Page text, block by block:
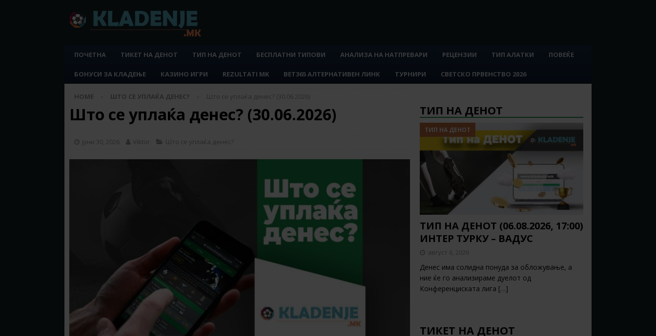
ПОЧЕТНА ТИКЕТ НА ДЕНОТ ТИП НА ДЕНОТ БЕСПЛАТНИ ТИПОВИ АНАЛИЗА НА НАТПРЕВАРИ РЕЦЕНЗИИ ТИП АЛАТКИ ПОВЕЌЕ
БОНУСИ ЗА КЛАДЕЊЕ КАЗИНО ИГРИ REZULTATI MK BET365 АЛТЕРНАТИВЕН ЛИНК ТУРНИРИ СВЕТСКО ПРВЕНСТВО 2026
HOME ШТО СЕ УПЛАЌА ДЕНЕС? Што се уплаќа денес? (30.06.2026)
Што се уплаќа денес? (30.06.2026)
јуни 30, 2026 Viktor Што се уплаќа денес?
ТИП НА ДЕНОТ
ТИП НА ДЕНОТ
ТИП НА ДЕНОТ (06.08.2026, 17:00)
ИНТЕР ТУРКУ – ВАДУС
август 6, 2026
Денес има солидна понуда за обложување, а
ние ќе го анализираме дуелот од
Конференциската лига […]
ТИКЕТ НА ДЕНОТ